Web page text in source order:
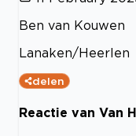
Ben van Kouwen
Lanaken/Heerlen
delen
Reactie van Van